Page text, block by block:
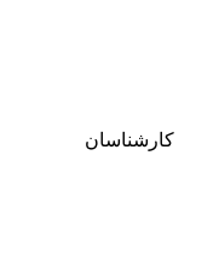
کارشناسان